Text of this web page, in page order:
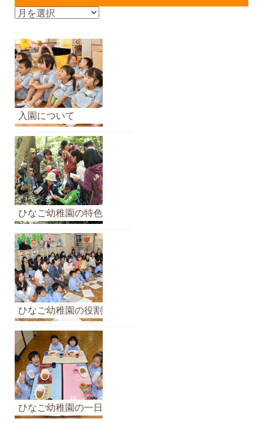
お
ら
せ
の
ア
ー
カ
イ
ブ
入園について
ひなご幼稚園の特色
ひなご幼稚園の役割
ひなご幼稚園の一日